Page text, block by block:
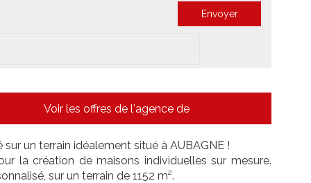
Voir les offres de l'agence de
un terrain idéalement situé à AUBAGNE !
la création de maisons individuelles sur mesure.
sur un terrain de 1152 m².